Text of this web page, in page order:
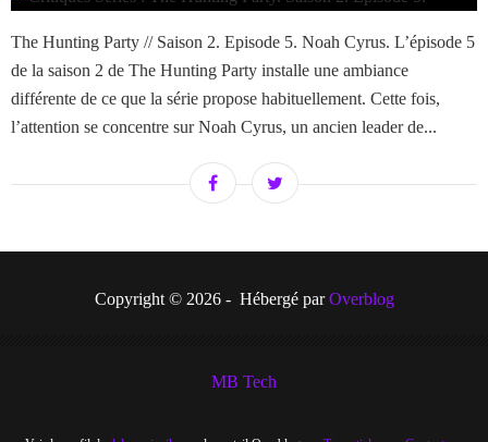
The Hunting Party // Saison 2. Episode 5. Noah Cyrus. L’épisode 5
de la saison 2 de The Hunting Party installe une ambiance
différente de ce que la série propose habituellement. Cette fois,
l’attention se concentre sur Noah Cyrus, un ancien leader de...
Copyright © 2026 - Hébergé parOverblog
MB Tech